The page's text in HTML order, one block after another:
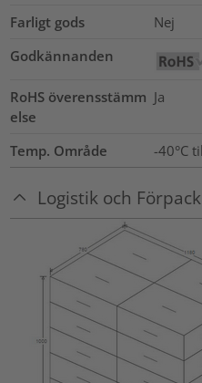
Farligt gods
Nej
Godkännanden
RoHS överensstämm
else
Ja
Temp. Område -40°C
Logistik och